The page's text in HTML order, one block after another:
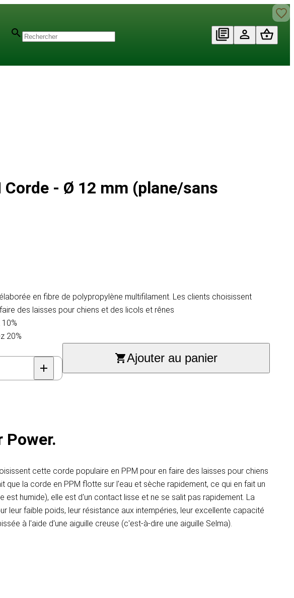
Corde - Ø 12 mm (plane/sans
en fibre de polypropylène multifilament. Les clients choisissent
des laisses pour chiens et des licols et rênes
20%
Ajouter au panier
Power.
cette corde populaire en PPM pour en faire des laisses pour chiens
la corde en PPM flotte sur l'eau et sèche rapidement, ce qui en fait un
humide), elle est d'un contact lisse et ne se salit pas rapidement. La
leur faible poids, leur résistance aux intempéries, leur excellente capacité
à l'aide d'une aiguille creuse (c'est-à-dire une aiguille Selma).